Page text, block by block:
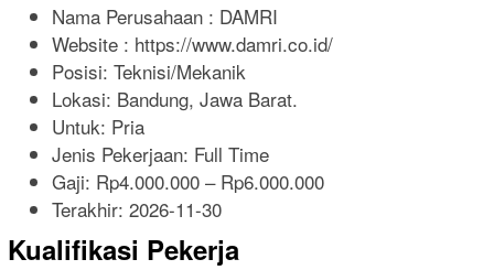
Nama Perusahaan : DAMRI
Website : https://www.damri.co.id/
Posisi: Teknisi/Mekanik
Lokasi: Bandung, Jawa Barat.
Untuk: Pria
Jenis Pekerjaan: Full Time
Gaji: Rp4.000.000 – Rp6.000.000
Terakhir: 2026-11-30
Kualifikasi Pekerja